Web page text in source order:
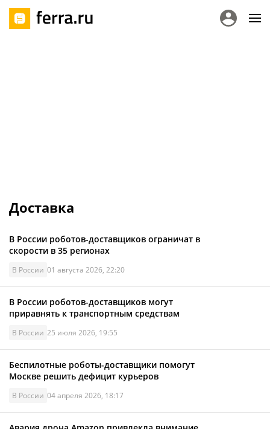
Доставка
В России роботов-доставщиков ограничат в
скорости в 35 регионах
В России 01 августа 2026, 22:20
В России роботов-доставщиков могут
приравнять к транспортным средствам
В России 25 июля 2026, 19:55
Беспилотные роботы-доставщики помогут
Москве решить дефицит курьеров
В России 04 апреля 2026, 18:17